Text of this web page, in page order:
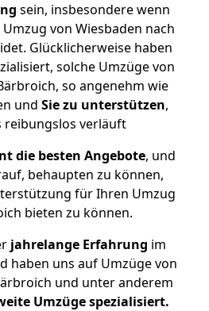
sein, insbesondere wenn
von Wiesbaden nach
Glücklicherweise haben
solche Umzüge von
so angenehm wie
und Sie zu unterstützen,
reibungslos verläuft
die besten Angebote, und
behaupten zu können,
für Ihren Umzug
bieten zu können.
jahrelange Erfahrung im
haben uns auf Umzüge von
und unter anderem
Umzüge spezialisiert.